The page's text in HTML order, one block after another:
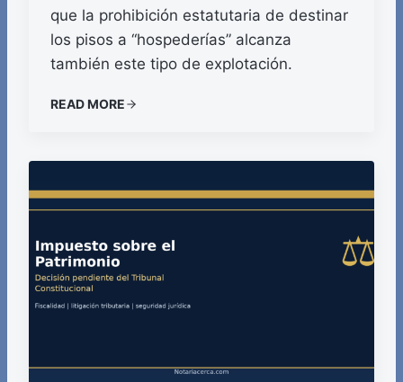
que la prohibición estatutaria de destinar
los pisos a “hospederías” alcanza
también este tipo de explotación.
READ MORE